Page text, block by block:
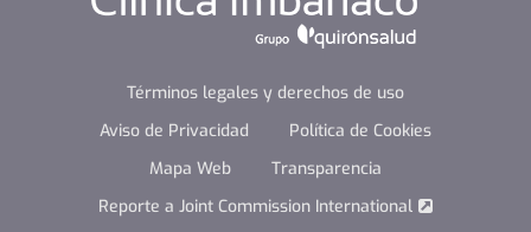
Términos legales y derechos de uso
Aviso de Privacidad
Política de Cookies
Mapa Web
Transparencia
Reporte a Joint Commission International